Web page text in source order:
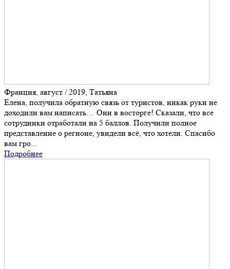
Франция, август / 2019, Татьяна
Елена, получила обратную связь от туристов, никак руки не
доходили вам написать… Они в восторге! Сказали, что все
сотрудники отработали на 5 баллов. Получили полное
представление о регионе, увидели всё, что хотели. Спасибо
вам гро...
Подробнее